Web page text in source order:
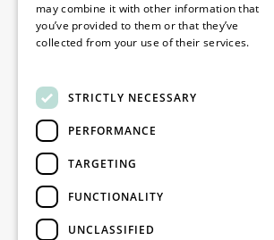
Suivez-nous
Facebook
LinkedIn
YouTubeInstagram
Copyright © 2026
may combine it with other information that
you’ve provided to them or that they’ve
collected from your use of their services.
STRICTLY NECESSARY
PERFORMANCE
TARGETING
FUNCTIONALITY
UNCLASSIFIED